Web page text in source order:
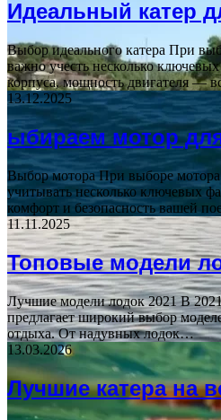
Идеальный катер
Выбор идеального катера При
важно учесть несколько
корпуса, мощность двигателя —
13.12.2025
ыбираем мотор
Выбор мотора При выборе мотора
учитывать несколько ключевых
комфорт и безопасность вашей
11.11.2025
Топовые модели
Лучшие модели лодок 2021 В
предлагает широкий выбор
отдыха. От надувных лодок…
13.03.2026
Лучшие катера на